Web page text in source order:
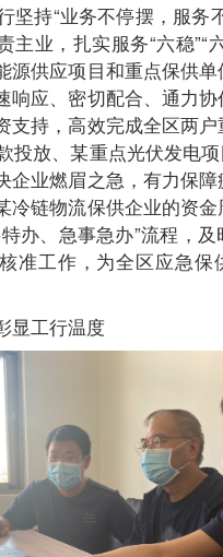
坚持“业务不停摆，服务
主业，扎实服务“六稳”“
源供应项目和重点保供单
响应、密切配合、通力
支持，高效完成全区两
投放、某重点光伏发电
企业燃眉之急，有力保障
冷链物流保供企业的资
办、急事急办”流程，
准工作，为全区应急保
显工行温度